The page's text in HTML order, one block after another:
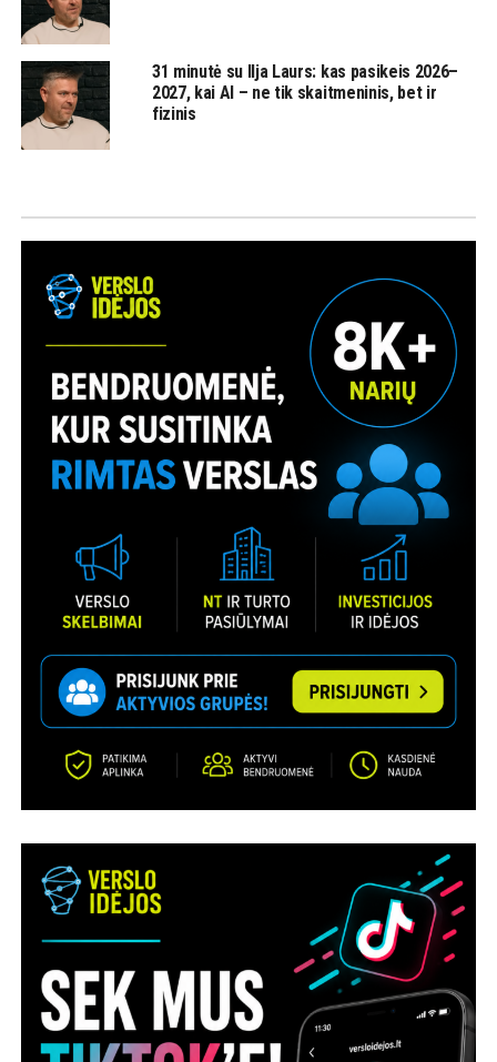
31 minutė su Ilja Laurs: kas pasikeis 2026–
2027, kai AI – ne tik skaitmeninis, bet ir
fizinis